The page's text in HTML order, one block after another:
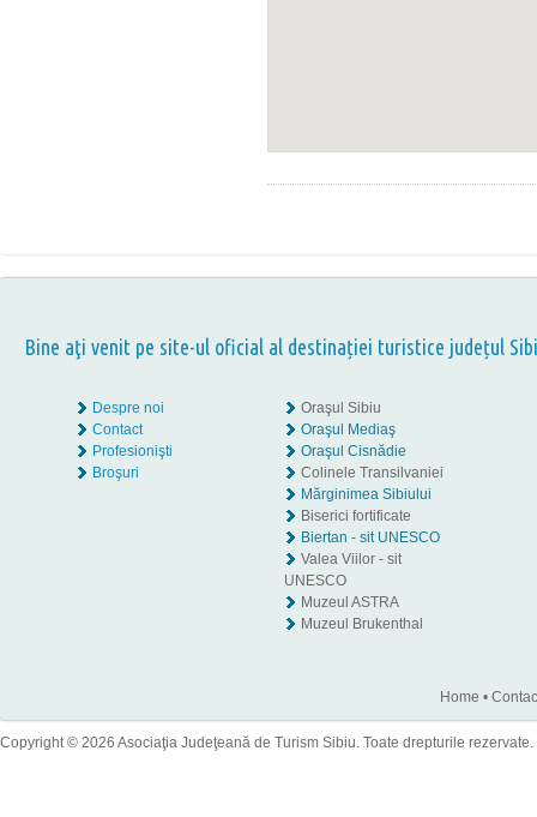
Bine aţi venit pe site-ul oficial al destinației turistice județul
Despre noi
Contact
Profesionişti
Broşuri
Oraşul Sibiu
Oraşul Mediaş
Oraşul Cisnădie
Colinele Transilvaniei
Mărginimea Sibiului
Biserici fortificate
Biertan - sit UNESCO
Valea Viilor - sit
UNESCO
Muzeul ASTRA
Muzeul Brukenthal
Home •
Copyright © 2026 Asociaţia Judeţeană de Turism Sibiu. Toate drepturile rezervate.